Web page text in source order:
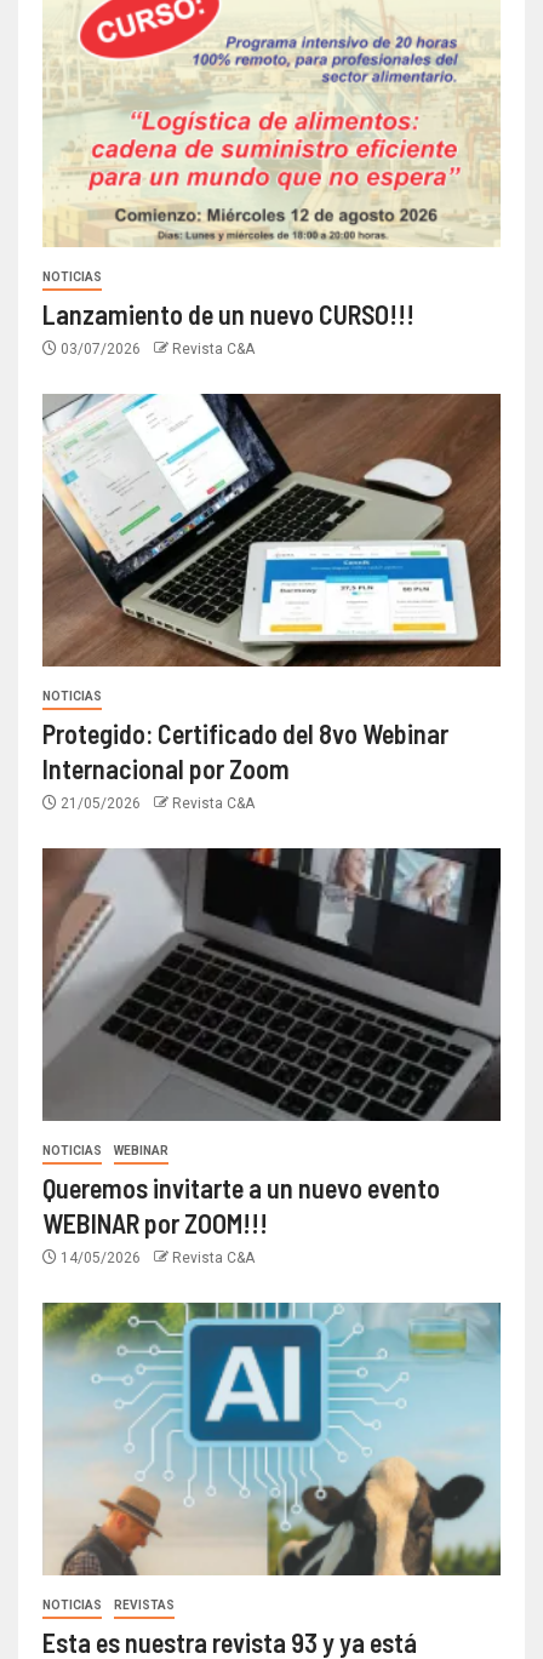
NOTICIAS
Lanzamiento de un nuevo CURSO!!!
03/07/2026 Revista C&A
NOTICIAS
Protegido: Certificado del 8vo Webinar
Internacional por Zoom
21/05/2026 Revista C&A
NOTICIAS WEBINAR
Queremos invitarte a un nuevo evento
WEBINAR por ZOOM!!!
14/05/2026 Revista C&A
NOTICIAS REVISTAS
Esta es nuestra revista 93 y ya está